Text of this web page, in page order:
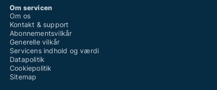
Om servicen
Om os
Kontakt & support
Abonnementsvilkår
Generelle vilkår
Servicens indhold og værdi
Datapolitik
Cookiepolitik
Sitemap